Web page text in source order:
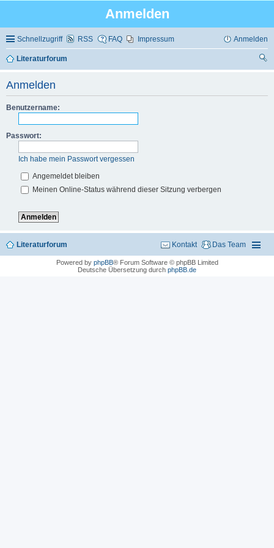
Anmelden
Schnellzugriff RSS FAQ Impressum Anmelden
Literaturforum
Anmelden
Benutzername:
Passwort:
Ich habe mein Passwort vergessen
Angemeldet bleiben
Meinen Online-Status während dieser Sitzung verbergen
Literaturforum Das Team
Kontakt
Powered by phpBB® Forum Software © phpBB Limited
Deutsche Übersetzung durch phpBB.de